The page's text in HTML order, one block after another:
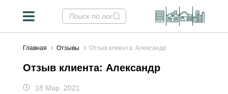
Главная Отзывы Отзыв клиента: Александр
Отзыв клиента: Александр
18 Мар. 2021